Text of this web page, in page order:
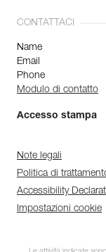
CONTATTACI
Name
Email
Phone
Modulo di contatto
Accesso stampa
Note legali
Politica di
Accessibility
Impostazioni cookie